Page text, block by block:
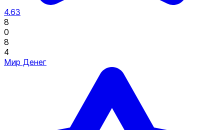
4.63
8
0
8
4
Мир Денег